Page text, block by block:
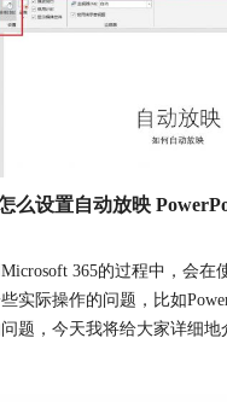
么设置自动放映
365的过程中，会在
实际操作的问题，比如
题，今天我将给大家详细地
放映，PowerPoint怎么设置幻